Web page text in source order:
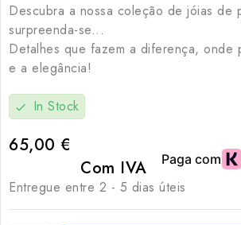
Descubra a nossa coleção de jóias de
surpreenda-se...
Detalhes que fazem a diferença, onde
e a elegância!
check In Stock
65,00 €
Com IVA
Entregue entre 2 - 5 dias úteis